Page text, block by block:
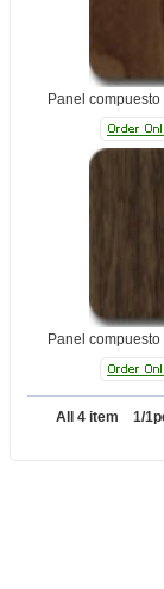
Panel
Panel
All 4 item 1/